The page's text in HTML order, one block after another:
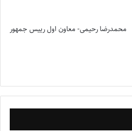
محمدرضا رحیمی- معاون اول رییس جمهور